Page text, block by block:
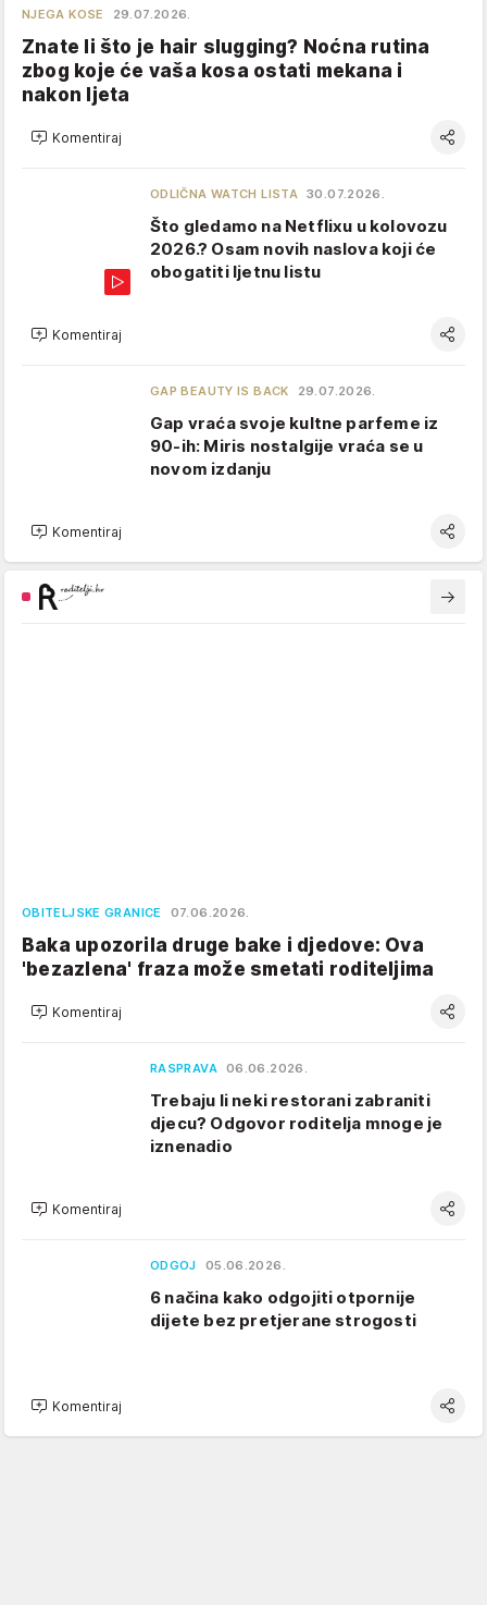
NJEGA KOSE 29.07.2026.
Znate li što je hair slugging? Noćna rutina
zbog koje će vaša kosa ostati mekana i
nakon ljeta
Komentiraj
ODLIČNA WATCH LISTA 30.07.2026.
Što gledamo na Netflixu u kolovozu
2026.? Osam novih naslova koji će
obogatiti ljetnu listu
Komentiraj
GAP BEAUTY IS BACK 29.07.2026.
Gap vraća svoje kultne parfeme iz
90-ih: Miris nostalgije vraća se u
novom izdanju
Komentiraj
OBITELJSKE GRANICE 07.06.2026.
Baka upozorila druge bake i djedove: Ova
'bezazlena' fraza može smetati roditeljima
Komentiraj
RASPRAVA 06.06.2026.
Trebaju li neki restorani zabraniti
djecu? Odgovor roditelja mnoge je
iznenadio
Komentiraj
ODGOJ 05.06.2026.
6 načina kako odgojiti otpornije
dijete bez pretjerane strogosti
Komentiraj